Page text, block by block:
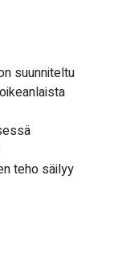
suunniteltu
teho säilyy